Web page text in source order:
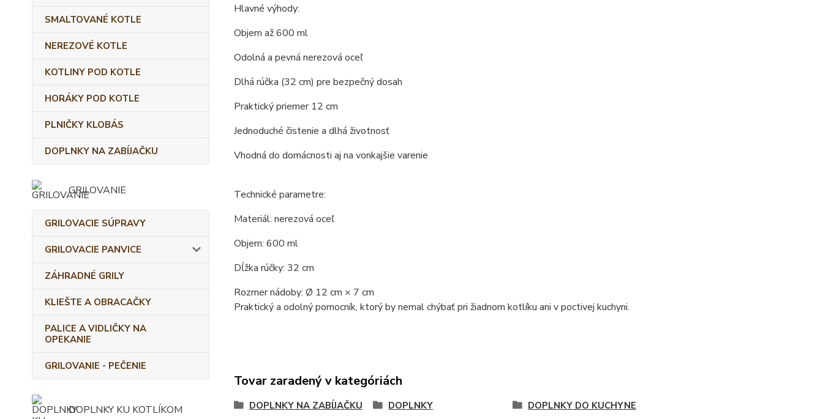
SMALTOVANÉ KOTLE
NEREZOVÉ KOTLE
KOTLINY POD KOTLE
HORÁKY POD KOTLE
PLNIČKY KLOBÁS
DOPLNKY NA ZABÍJAČKU
GRILOVANIE
GRILOVACIE SÚPRAVY
GRILOVACIE PANVICE
ZÁHRADNÉ GRILY
KLIEŠTE A OBRACAČKY
PALICE A VIDLIČKY NA
OPEKANIE
GRILOVANIE - PEČENIE
DOPLNKY KU KOTLÍKOM
Hlavné výhody:
Objem až 600 ml
Odolná a pevná nerezová oceľ
Dlhá rúčka (32 cm) pre bezpečný dosah
Praktický priemer 12 cm
Jednoduché čistenie a dlhá životnosť
Vhodná do domácnosti aj na vonkajšie varenie
Technické parametre:
Materiál: nerezová oceľ
Objem: 600 ml
Dĺžka rúčky: 32 cm
Rozmer nádoby: Ø 12 cm × 7 cm
Praktický a odolný pomocník, ktorý by nemal chýbať pri žiadnom kotlíku ani v poctivej kuchyni.
Tovar zaradený v kategóriách
DOPLNKY NA ZABÍJAČKU DOPLNKY DOPLNKY DO KUCHYNE